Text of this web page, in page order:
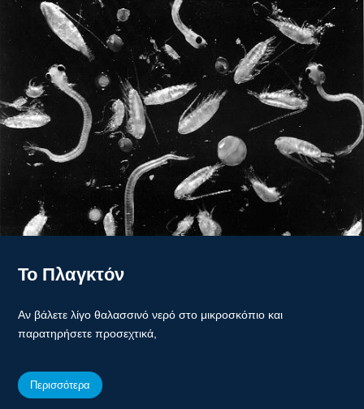
Το Πλαγκτόν
Αν βάλετε λίγο θαλασσινό νερό στο μικροσκόπιο και
παρατηρήσετε προσεχτικά,
Περισσότερα